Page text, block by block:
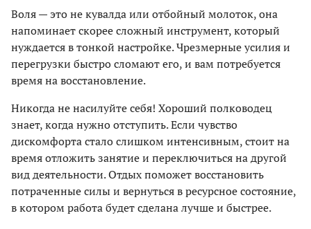
Воля — это не кувалда или отбойный молоток, она
напоминает скорее сложный инструмент, который
нуждается в тонкой настройке. Чрезмерные усилия и
перегрузки быстро сломают его, и вам потребуется
время на восстановление.
Никогда не насилуйте себя! Хороший полководец
знает, когда нужно отступить. Если чувство
дискомфорта стало слишком интенсивным, стоит на
время отложить занятие и переключиться на другой
вид деятельности. Отдых поможет восстановить
потраченные силы и вернуться в ресурсное состояние,
в котором работа будет сделана лучше и быстрее.